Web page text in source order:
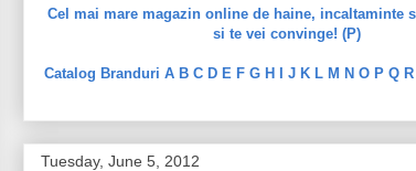
Cel mai mare magazin online de haine, incaltaminte
si te vei convinge! (P)
Catalog Branduri A B C D E F G H I J K L M N O P Q
Tuesday, June 5, 2012